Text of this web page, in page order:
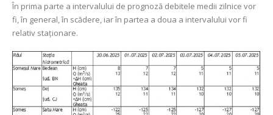
În prima parte a intervalului de prognoză debitele medii zilnice vor
fi, în general, în scădere, iar în partea a doua a intervalului vor fi
relativ staționare.